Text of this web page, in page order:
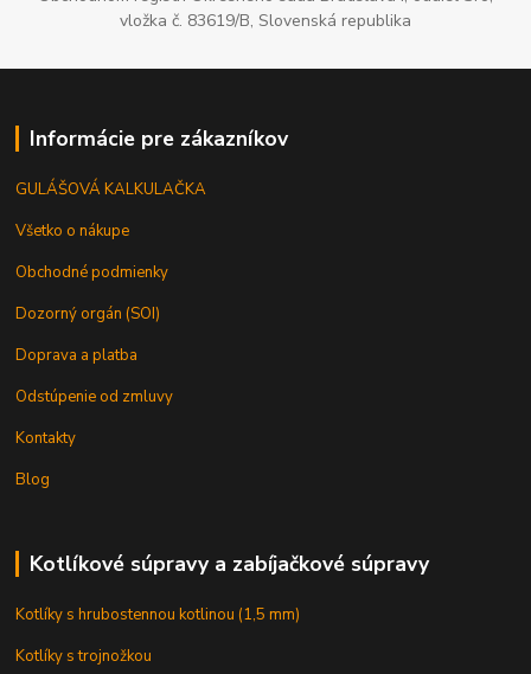
vložka č. 83619/B, Slovenská republika
Informácie pre zákazníkov
GULÁŠOVÁ KALKULAČKA
Všetko o nákupe
Obchodné podmienky
Dozorný orgán (SOI)
Doprava a platba
Odstúpenie od zmluvy
Kontakty
Blog
Kotlíkové súpravy a zabíjačkové súpravy
Kotlíky s hrubostennou kotlinou (1,5 mm)
Kotlíky s trojnožkou